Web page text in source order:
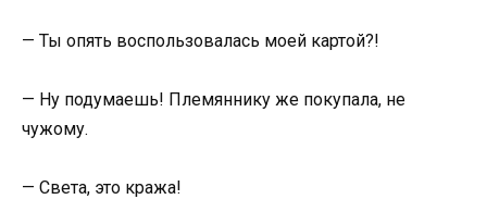
— Ты опять воспользовалась моей картой?!
— Ну подумаешь! Племяннику же покупала, не
чужому.
— Света, это кража!